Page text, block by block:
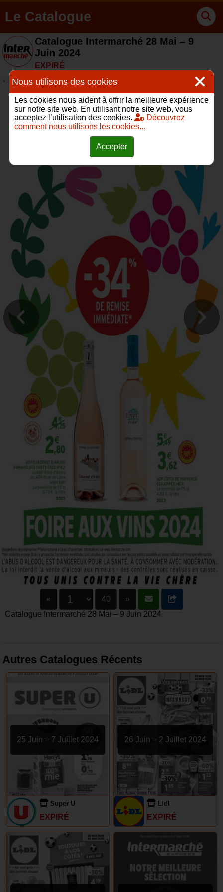
Le Catalogue
Catalogue Intermarché 28 Mai – 9
Juin 2024
EXPIRÉ
« 40
»
Catalogue Intermarché 28 Mai – 9 Juin 2024
Autres Catalogues Récents
25 Juin – 7 Juillet 2024
Super U
EXPIRÉ
26 Juin – 2 Juillet 2024
Lidl
EXPIRÉ
Nous utilisons des cookies
Les cookies nous aident à offrir la meilleure expérience
sur notre site web. En utilisant notre site web, vous
acceptez l’utilisation des cookies.
Découvrez
comment nous utilisons les cookies...
Accepter